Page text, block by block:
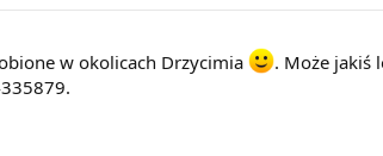
w okolicach Drzycimia
. Może jakiś